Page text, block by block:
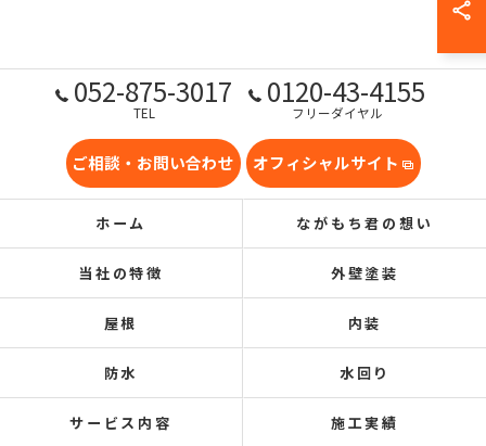
052-875-3017
TEL
0120-43-4155
フリーダイヤル
ご相談・お問い合わせ オフィシャルサイト
ホーム ながもち君の想い
当社の特徴 外壁塗装
屋根 内装
防水 水回り
サービス内容 施工実績